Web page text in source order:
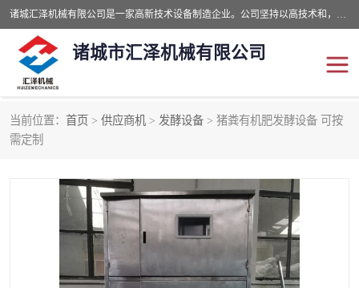
诸城汇泽机械有限公司是一家高新技术设备制造企业。公司坚持以高技术和，高服务于用户，以的环保机械制造设备赢的用户的信赖。现在主要生产死亡畜禽无害化处理和立式和卧式有机肥设备，搅拌机，烘干机，高温发酵机等。污水处理设备，固液分离机。气浮机，化制机等。公司秉承品质，用户至上，科技创新的经营理。
诸城市汇泽机械有限公司
当前位置： 首页 > 供应商机 > 发酵设备 > 猪粪有机肥发酵设备 可按
需定制
发酵设备
鸡粪发酵机 有机肥设备
纳米膜好氧发酵堆肥机 粪污烘干酶体机
膜式堆肥机 纳米膜发酵